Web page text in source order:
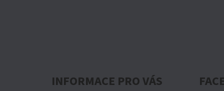
INFORMACE PRO VÁS